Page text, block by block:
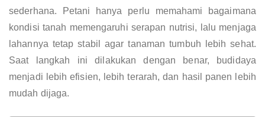
sederhana. Petani hanya perlu memahami bagaimana
kondisi tanah memengaruhi serapan nutrisi, lalu menjaga
lahannya tetap stabil agar tanaman tumbuh lebih sehat.
Saat langkah ini dilakukan dengan benar, budidaya
menjadi lebih efisien, lebih terarah, dan hasil panen lebih
mudah dijaga.